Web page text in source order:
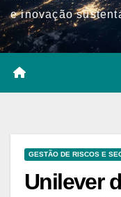
e inovação
GESTÃO DE RISCOS E
Unilever